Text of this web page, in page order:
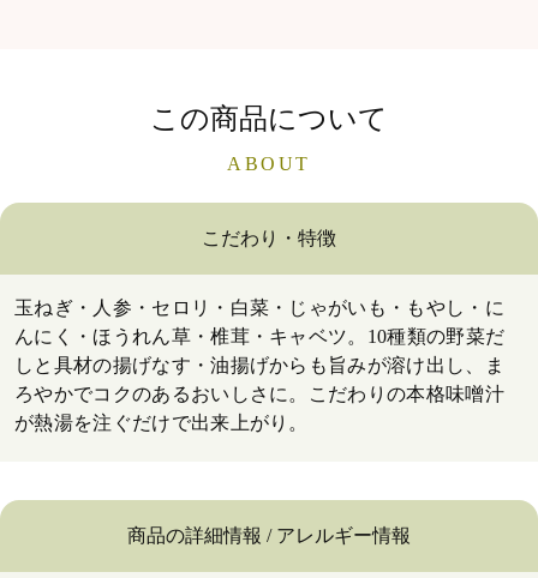
この商品について
ABOUT
こだわり・特徴
玉ねぎ・人参・セロリ・白菜・じゃがいも・もやし・に
んにく・ほうれん草・椎茸・キャベツ。10種類の野菜だ
しと具材の揚げなす・油揚げからも旨みが溶け出し、ま
ろやかでコクのあるおいしさに。こだわりの本格味噌汁
が熱湯を注ぐだけで出来上がり。
商品の詳細情報 / アレルギー情報